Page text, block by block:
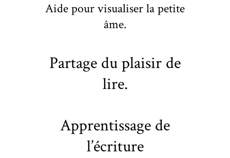
Aide pour visualiser la petite
âme.
Partage du plaisir de
lire.
Apprentissage de
l’écriture